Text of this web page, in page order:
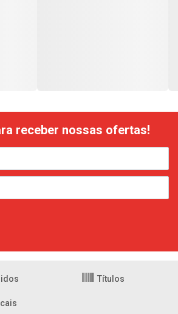
receber nossas ofertas!
Títulos